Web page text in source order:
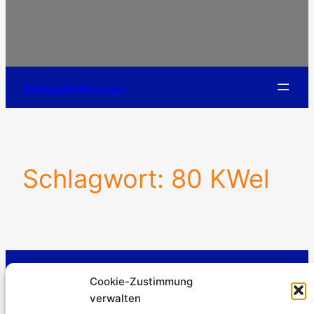
Cookie-Zustimmung
verwalten
Angebotsübersicht
Schlagwort: 80 KWel
Kürtener Straße 13, D-51465 Bergisch Gladbach
Geschäftsführer: Andre Kandlin